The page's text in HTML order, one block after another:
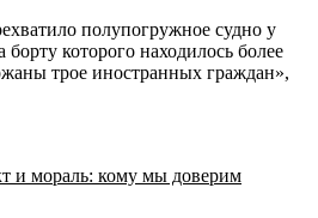
полупогружное судно у
борту которого находилось более
трое иностранных граждан»,
и мораль: кому мы доверим